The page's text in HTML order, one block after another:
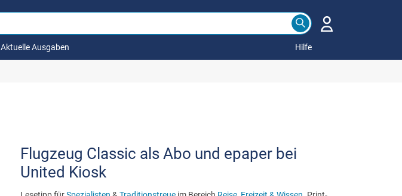
Aktuelle Ausgaben Hilfe
Flugzeug Classic als Abo und epaper bei
United Kiosk